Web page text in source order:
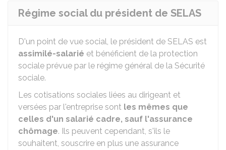
Régime social du président de SELAS
D'un point de vue social, le président de SELAS est
assimilé-salarié et bénéficient de la protection
sociale prévue par le régime général de la Sécurité
sociale.
Les cotisations sociales liées au dirigeant et
versées par l'entreprise sont les mêmes que
celles d'un salarié cadre, sauf l'assurance
chômage. Ils peuvent cependant, s'ils le
souhaitent, souscrire en plus une assurance